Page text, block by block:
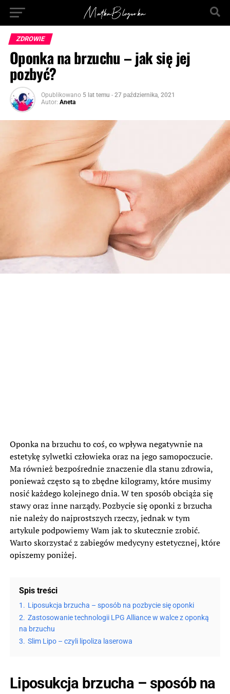
ZDROWIE
Oponka na brzuchu – jak się jej
pozbyć?
Opublikowano 5 lat temu - 27 października, 2021
Autor: Aneta
Oponka na brzuchu to coś, co wpływa negatywnie na
estetykę sylwetki człowieka oraz na jego samopoczucie.
Ma również bezpośrednie znaczenie dla stanu zdrowia,
ponieważ często są to zbędne kilogramy, które musimy
nosić każdego kolejnego dnia. W ten sposób obciąża się
stawy oraz inne narządy. Pozbycie się oponki z brzucha
nie należy do najprostszych rzeczy, jednak w tym
artykule podpowiemy Wam jak to skutecznie zrobić.
Warto skorzystać z zabiegów medycyny estetycznej, które
opiszemy poniżej.
Spis treści
1. Liposukcja brzucha – sposób na pozbycie się oponki
2. Zastosowanie technologii LPG Alliance w walce z oponką
na brzuchu
3. Slim Lipo – czyli lipoliza laserowa
Liposukcja brzucha – sposób na